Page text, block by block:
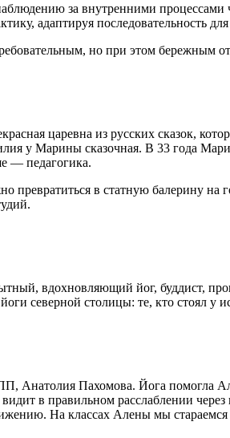
за внутренними
адаптируя последовательность
но при этом бережным
царевна из русских сказок,
у Марины сказочная. В 33 года
— педагогика.
превратиться в статную балерину
вдохновляющий йог, буддист,
северной столицы: те, кто стоял у
Анатолия Пахомова. Йога помогла
в правильном расслаблении
На классах Алены мы стараемся